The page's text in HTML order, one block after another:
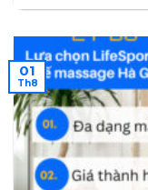
01
Th8